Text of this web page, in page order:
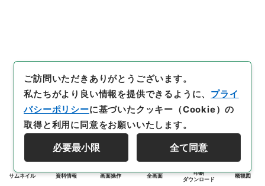
サムネイル 資料情報 画面操作 全画面
印刷
ダウンロード
概観図
ご訪問いただきありがとうございます。
私たちがより良い情報を提供できるように、 プライ
バシーポリシーに基づいたクッキー（Cookie）の
取得と利用に同意をお願いいたします。
必要最小限 全て同意